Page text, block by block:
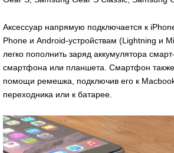
Аксессуар напрямую подключается к
Phone и Android-устройствам (Lightning и
легко пополнить заряд аккумулятора
смартфона или планшета. Смартфон
помощи ремешка, подключив его к
переходника или к батарее.